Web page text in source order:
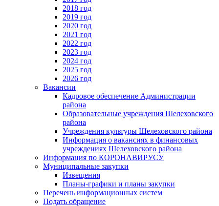
2018 год
2019 год
2020 год
2021 год
2022 год
2023 год
2024 год
2025 год
2026 год
Вакансии
Кадровое обеспечение Администрации
района
Образовательные учреждения Шелеховского
района
Учреждения культуры Шелеховского района
Информация о вакансиях в финансовых
учреждениях Шелеховского района
Информация по КОРОНАВИРУСУ
Муниципальные закупки
Извещения
Планы-графики и планы закупки
Перечень информационных систем
Подать обращение